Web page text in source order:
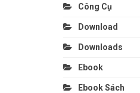
Công Cụ
Download
Downloads
Ebook
Ebook Sách